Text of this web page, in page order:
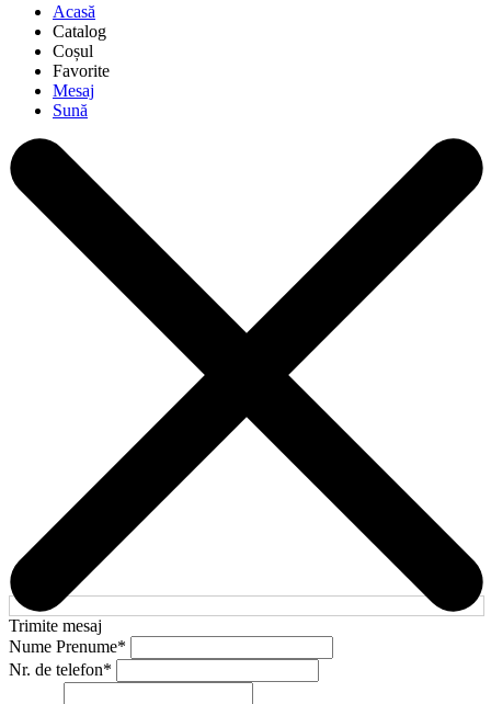
Acasă
Catalog
Coșul
Favorite
Mesaj
Sună
Trimite mesaj
Nume Prenume*
Nr. de telefon*